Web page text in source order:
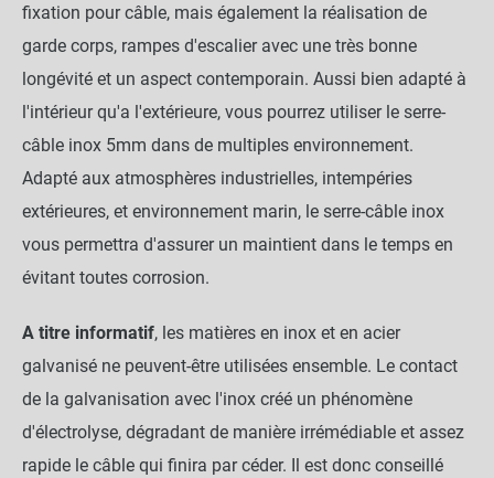
Serre-câble Inox - 5mm
1,10 €
close
NOTRE RECOMMANDATION POUR
UNE POSE EN TOUTE TRANQUILLITÉ
Cosse-Coeur Inox 5mm
fixation pour câble, mais également la réalisation de
garde corps, rampes d'escalier avec une très bonne
longévité et un aspect contemporain. Aussi bien adapté à
l'intérieur qu'a l'extérieure, vous pourrez utiliser le serre-
câble inox 5mm dans de multiples environnement.
Adapté aux atmosphères industrielles, intempéries
extérieures, et environnement marin, le serre-câble inox
vous permettra d'assurer un maintient dans le temps en
évitant toutes corrosion.
A titre informatif, les matières en inox et en acier
galvanisé ne peuvent-être utilisées ensemble. Le contact
de la galvanisation avec l'inox créé un phénomène
d'électrolyse, dégradant de manière irrémédiable et assez
rapide le câble qui finira par céder. Il est donc conseillé